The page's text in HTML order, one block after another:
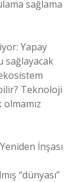
sağlama
Yapay
sağlayacak
Teknoloji
İnşası
“dünyası”